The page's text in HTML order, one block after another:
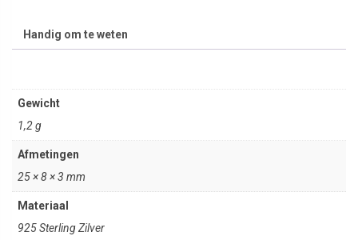
Handig om te weten
Gewicht
1,2 g
Afmetingen
25 × 8 × 3 mm
Materiaal
925 Sterling Zilver